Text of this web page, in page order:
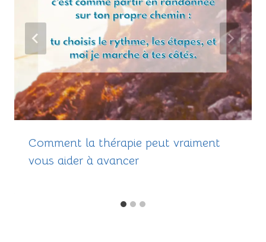
Comment la thérapie peut vraiment
vous aider à avancer